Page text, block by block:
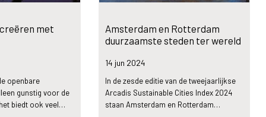
met
openbare
gunstig voor de
biedt ook veel…
Amsterdam en Rotterdam
duurzaamste steden ter wereld
14 jun 2024
In de zesde editie van de tweejaarlijkse
Arcadis Sustainable Cities Index 2024
staan Amsterdam en Rotterdam…